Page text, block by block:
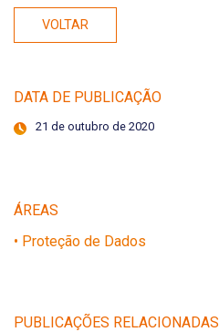
VOLTAR
DATA DE PUBLICAÇÃO
21 de outubro de 2020
ÁREAS
• Proteção de Dados
PUBLICAÇÕES RELACIONADAS